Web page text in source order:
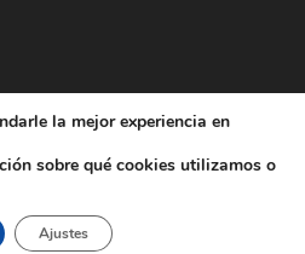
Política de privacidad
la mejor experiencia en
sobre qué cookies utilizamos o
Ajustes